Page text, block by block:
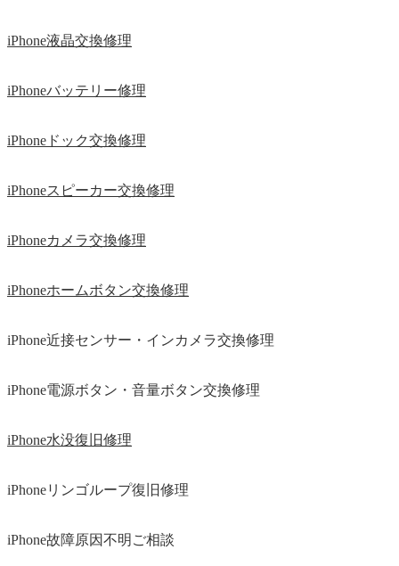
iPhone液晶交換修理
iPhoneバッテリー修理
iPhoneドック交換修理
iPhoneスピーカー交換修理
iPhoneカメラ交換修理
iPhoneホームボタン交換修理
iPhone近接センサー・インカメラ交換修理
iPhone電源ボタン・音量ボタン交換修理
iPhone水没復旧修理
iPhoneリンゴループ復旧修理
iPhone故障原因不明ご相談